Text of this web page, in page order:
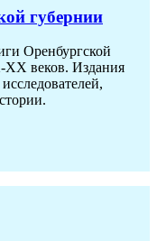
губернии
Оренбургской
ХХ веков. Издания